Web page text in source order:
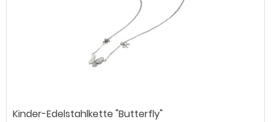
Kinder-Edelstahlkette "Butterfly"